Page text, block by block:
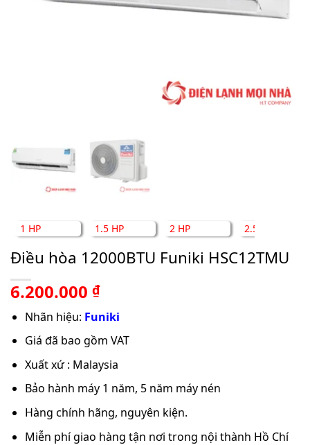
1 HP 1.5 HP 2 HP 2.5 HP
Điều hòa 12000BTU Funiki HSC12TMU
6.200.000 ₫
Nhãn hiệu: Funiki
Giá đã bao gồm VAT
Xuất xứ : Malaysia
Bảo hành máy 1 năm, 5 năm máy nén
Hàng chính hãng, nguyên kiện.
Miễn phí giao hàng tận nơi trong nội thành Hồ Chí